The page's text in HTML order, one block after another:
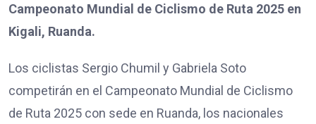
Campeonato Mundial de Ciclismo de Ruta 2025 en
Kigali, Ruanda.
Los ciclistas Sergio Chumil y Gabriela Soto
competirán en el Campeonato Mundial de Ciclismo
de Ruta 2025 con sede en Ruanda, los nacionales